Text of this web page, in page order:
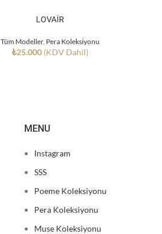
LOVAİR
Tüm Modeller, Pera Koleksiyonu
₺25.000 (KDV Dahil)
MENU
Instagram
SSS
Poeme Koleksiyonu
Pera Koleksiyonu
Muse Koleksiyonu